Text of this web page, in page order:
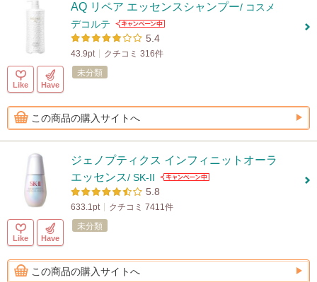
AQ リペア エッセンスシャンプー/ コスメ
デコルテ
5.4
43.9pt クチコミ 316件
Like Have
未分類
この商品の購入サイトへ
ジェノプティクス インフィニットオーラ
エッセンス/ SK-II
5.8
633.1pt クチコミ 7411件
Like Have
未分類
この商品の購入サイトへ